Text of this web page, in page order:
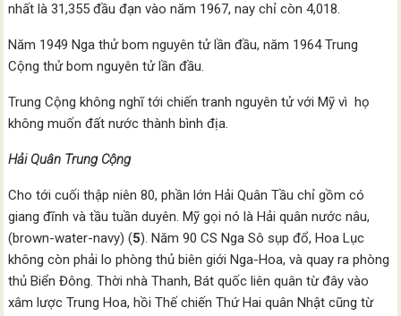
nhất là 31,355 đầu đạn vào năm 1967, nay chỉ còn 4,018.
Năm 1949 Nga thử bom nguyên tử lần đầu, năm 1964 Trung
Cộng thử bom nguyên tử lần đầu.
Trung Cộng không nghĩ tới chiến tranh nguyên tử với Mỹ vì họ
không muốn đất nước thành bình địa.
Hải Quân Trung Cộng
Cho tới cuối thập niên 80, phần lớn Hải Quân Tầu chỉ gồm có
giang đĩnh và tầu tuần duyên. Mỹ gọi nó là Hải quân nước nâu,
(brown-water-navy) (5). Năm 90 CS Nga Sô sụp đổ, Hoa Lục
không còn phải lo phòng thủ biên giới Nga-Hoa, và quay ra phòng
thủ Biển Đông. Thời nhà Thanh, Bát quốc liên quân từ đây vào
xâm lược Trung Hoa, hồi Thế chiến Thứ Hai quân Nhật cũng từ